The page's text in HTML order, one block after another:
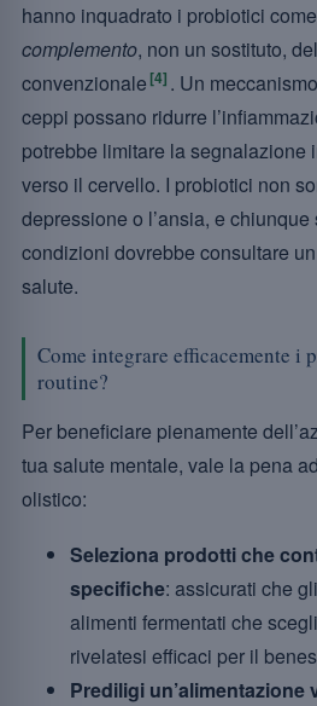
hanno inquadrato i probiotici
complemento, non un sostituto,
convenzionale [4] . Un
ceppi possano ridurre
potrebbe limitare la segnalazione
verso il cervello. I probiotici non
depressione o l’ansia, e
condizioni dovrebbe consultare
salute.
Come integrare efficacemente i
routine?
Per beneficiare pienamente
tua salute mentale, vale la pena
olistico:
Seleziona prodotti che
specifiche: assicurati che
alimenti fermentati che
rivelatesi efficaci per il
Prediligi un’alimentazione